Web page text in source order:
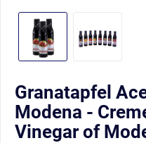
Granatapfel
Modena -
Vinegar of